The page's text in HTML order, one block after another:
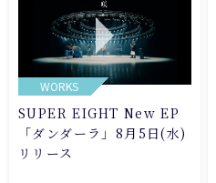
WORKS
SUPER EIGHT New EP
「ダンダーラ」8月5日(水)
リリース